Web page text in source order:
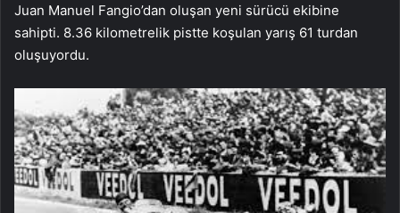
Juan Manuel Fangio’dan oluşan yeni sürücü ekibine
sahipti. 8.36 kilometrelik pistte koşulan yarış 61 turdan
oluşuyordu.